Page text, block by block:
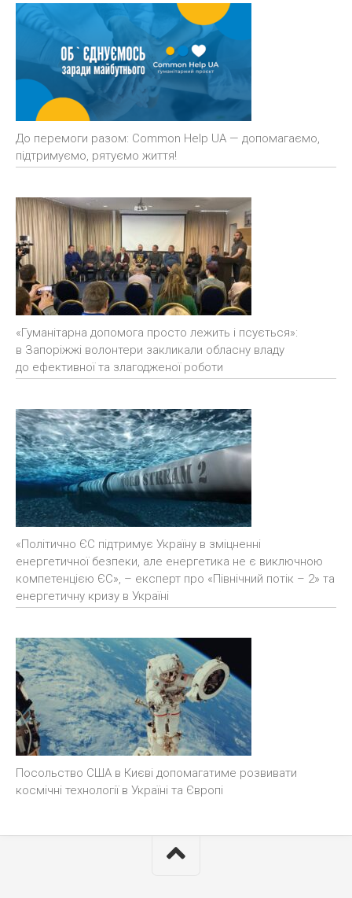
До перемоги разом: Common Help UA — допомагаємо,
підтримуємо, рятуємо життя!
«Гуманітарна допомога просто лежить і псується»:
в Запоріжжі волонтери закликали обласну владу
до ефективної та злагодженої роботи
«Політично ЄС підтримує Україну в зміцненні
енергетичної безпеки, але енергетика не є виключною
компетенцією ЄС», – експерт про «Північний потік – 2» та
енергетичну кризу в Україні
Посольство США в Києві допомагатиме розвивати
космічні технології в Україні та Європі